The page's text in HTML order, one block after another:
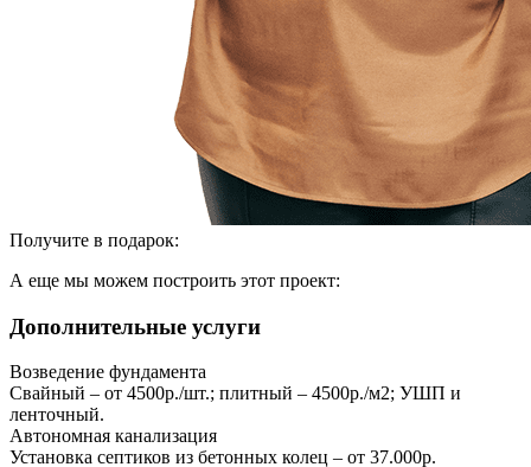
Получите в подарок:
А еще мы можем построить этот проект:
Дополнительные услуги
Возведение фундамента
Свайный – от 4500р./шт.; плитный – 4500р./м2; УШП и
ленточный.
Автономная канализация
Установка септиков из бетонных колец – от 37.000р.